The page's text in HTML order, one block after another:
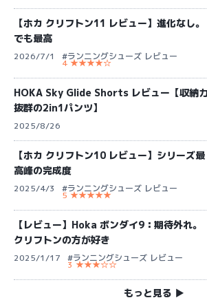
【ホカ クリフトン11 レビュー】進化なし。
でも最高
2026/7/1 #ランニングシューズ レビュー
4 ★★★★☆
HOKA Sky Glide Shorts レビュー【収納力
抜群の2in1パンツ】
2025/8/26
【ホカ クリフトン10 レビュー】シリーズ最
高峰の完成度
2025/4/3 #ランニングシューズ レビュー
5 ★★★★★
【レビュー】Hoka ボンダイ9：期待外れ。
クリフトンの方が好き
2025/1/17 #ランニングシューズ レビュー
3 ★★★☆☆
もっと見る ▶︎